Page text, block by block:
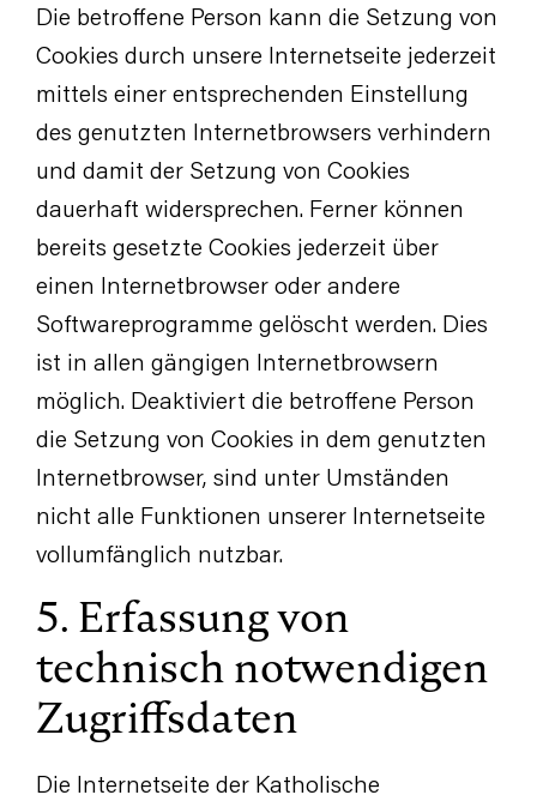
Die betroffene Person kann die Setzung von
Cookies durch unsere Internetseite jederzeit
mittels einer entsprechenden Einstellung
des genutzten Internetbrowsers verhindern
und damit der Setzung von Cookies
dauerhaft widersprechen. Ferner können
bereits gesetzte Cookies jederzeit über
einen Internetbrowser oder andere
Softwareprogramme gelöscht werden. Dies
ist in allen gängigen Internetbrowsern
möglich. Deaktiviert die betroffene Person
die Setzung von Cookies in dem genutzten
Internetbrowser, sind unter Umständen
nicht alle Funktionen unserer Internetseite
vollumfänglich nutzbar.
5. Erfassung von
technisch notwendigen
Zugriffsdaten
Die Internetseite der Katholische